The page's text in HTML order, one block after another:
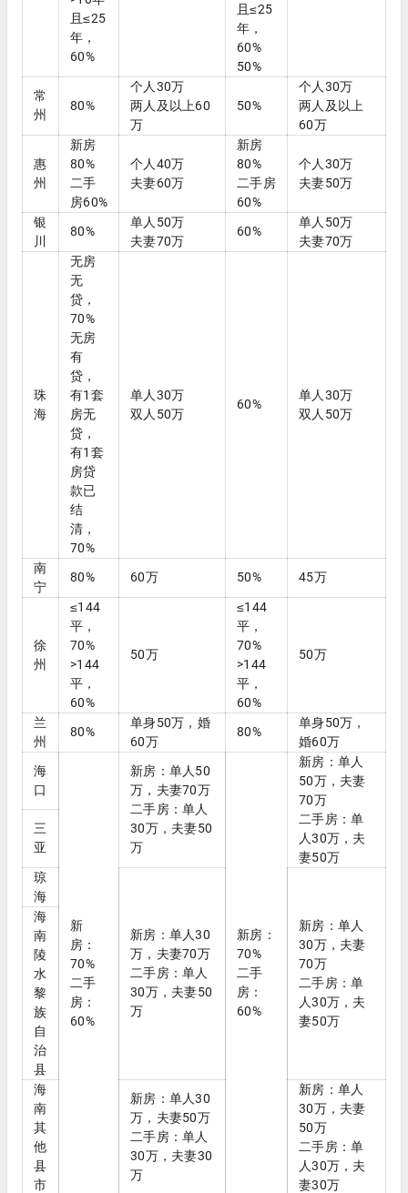
且≤25
年，
60%
且≤25
年，
60%
50%
常
州
80%
个人30万
两人及以上60
万
50%
个人30万
两人及以上
60万
惠
州
新房
80%
二手
房60%
个人40万
夫妻60万
新房
80%
二手房
60%
个人30万
夫妻50万
银
川
80%
单人50万
夫妻70万
60%
单人50万
夫妻70万
珠
海
无房
无
贷，
70%
无房
有
贷，
有1套
房无
贷，
有1套
房贷
款已
结
清，
70%
单人30万
双人50万
60%
单人30万
双人50万
南
宁
80% 60万 50% 45万
徐
州
≤144
平，
70%
>144
平，
60%
50万
≤144
平，
70%
>144
平，
60%
50万
兰
州
80%
单身50万，婚
60万
80%
单身50万，
婚60万
海
口
新
房：
70%
二手
房：
60%
新房：单人50
万，夫妻70万
二手房：单人
30万，夫妻50
万
新房：
70%
二手
房：
60%
新房：单人
50万，夫妻
70万
二手房：单
人30万，夫
妻50万
三
亚
琼
海
新房：单人30
万，夫妻70万
二手房：单人
30万，夫妻50
万
新房：单人
30万，夫妻
70万
二手房：单
人30万，夫
妻50万
海
南
陵
水
黎
族
自
治
县
海
南
其
他
县
市
新房：单人30
万，夫妻50万
二手房：单人
30万，夫妻30
万
新房：单人
30万，夫妻
50万
二手房：单
人30万，夫
妻30万